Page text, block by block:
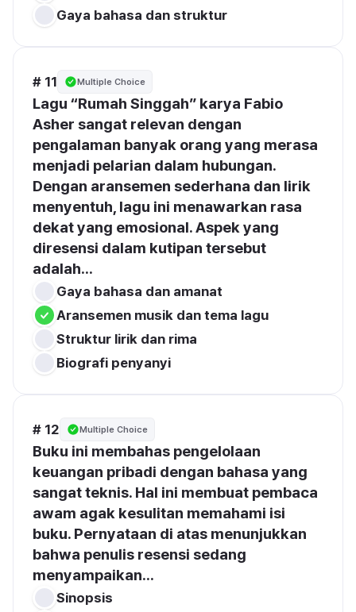
Gaya bahasa dan struktur
# 11 Multiple Choice
Lagu “Rumah Singgah” karya Fabio
Asher sangat relevan dengan
pengalaman banyak orang yang merasa
menjadi pelarian dalam hubungan.
Dengan aransemen sederhana dan lirik
menyentuh, lagu ini menawarkan rasa
dekat yang emosional. Aspek yang
diresensi dalam kutipan tersebut
adalah...
Gaya bahasa dan amanat
Aransemen musik dan tema lagu
Struktur lirik dan rima
Biografi penyanyi
# 12 Multiple Choice
Buku ini membahas pengelolaan
keuangan pribadi dengan bahasa yang
sangat teknis. Hal ini membuat pembaca
awam agak kesulitan memahami isi
buku. Pernyataan di atas menunjukkan
bahwa penulis resensi sedang
menyampaikan...
Sinopsis